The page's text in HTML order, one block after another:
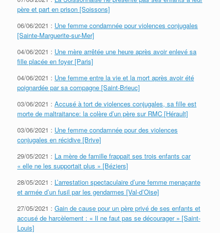
père et part en prison [Soissons]
06/06/2021 : Une femme condamnée pour violences conjugales
[Sainte-Marguerite-sur-Mer]
04/06/2021 : Une mère arrêtée une heure après avoir enlevé sa
fille placée en foyer [Paris]
04/06/2021 : Une femme entre la vie et la mort après avoir été
poignardée par sa compagne [Saint-Brieuc]
03/06/2021 : Accusé à tort de violences conjugales, sa fille est
morte de maltraitance: la colère d’un père sur RMC [Hérault]
03/06/2021 : Une femme condamnée pour des violences
conjugales en récidive [Brive]
29/05/2021 : La mère de famille frappait ses trois enfants car
« elle ne les supportait plus » [Béziers]
28/05/2021 : L’arrestation spectaculaire d’une femme menaçante
et armée d’un fusil par les gendarmes [Val-d’Oise]
27/05/2021 : Gain de cause pour un père privé de ses enfants et
accusé de harcèlement : « Il ne faut pas se décourager » [Saint-
Louis]